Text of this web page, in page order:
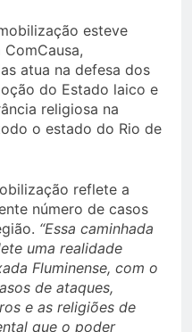
esteve
atua na defesa dos
do Estado laico e
religiosa na
o estado do Rio de
reflete a
número de casos
“Essa caminhada
uma realidade
Fluminense, com o
de ataques,
e as religiões de
que o poder